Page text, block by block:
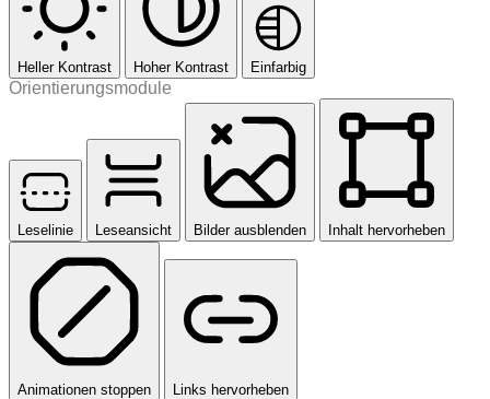
Heller Kontrast Hoher Kontrast Einfarbig
Orientierungsmodule
Leselinie Leseansicht Bilder ausblenden Inhalt hervorheben
Animationen stoppen Links hervorheben